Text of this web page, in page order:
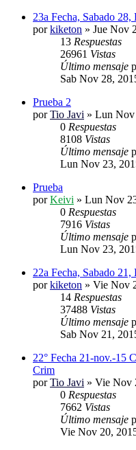
23a Fecha, Sabado
porkiketon » Jue Nov
13 Respuestas
26961 Vistas
Último mensaje
Sab Nov 28,
Prueba 2
porTio Javi » Lun Nov
0 Respuestas
8108 Vistas
Último mensaje
Lun Nov 23,
Prueba
porKeivi » Lun Nov
0 Respuestas
7916 Vistas
Último mensaje
Lun Nov 23,
22a Fecha, Sabado
porkiketon » Vie Nov
14 Respuestas
37488 Vistas
Último mensaje
Sab Nov 21,
22° Fecha 21-nov.-15
Crim
porTio Javi » Vie Nov
0 Respuestas
7662 Vistas
Último mensaje
Vie Nov 20,